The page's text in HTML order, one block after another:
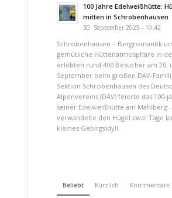
100 Jahre Edelweißhütte:
mitten in Schrobenhausen
30. September 2025 - 10:42
Schrobenhausen – Bergromantik
gemütliche Hüttenatmosphäre in
erlebten rund 400 Besucher am 20.
September beim großen DAV-
Sektion Schrobenhausen des
Alpenvereins (DAV) feierte das 100-
seiner Edelweißhütte am Mahlberg
verwandelte den Hügel zwei Tage
kleines Gebirgsidyll.
Beliebt Kürzlich Kommentare